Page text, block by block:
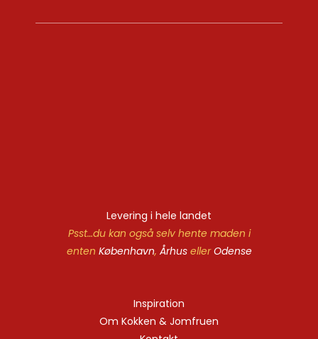
Levering i hele landet
Psst…du kan også selv hente maden i
enten København, ÅrhusellerOdense
Inspiration
Om Kokken & Jomfruen